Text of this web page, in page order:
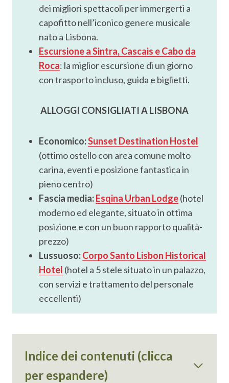
dei migliori spettacoli per immergerti a
capofitto nell’iconico genere musicale
nato a Lisbona.
Escursione a Sintra, Cascais e Cabo da
Roca: la miglior escursione di un giorno
con trasporto incluso, guida e biglietti.
ALLOGGI CONSIGLIATI A LISBONA
Economico:Sunset Destination Hostel
(ottimo ostello con area comune molto
carina, eventi e posizione fantastica in
pieno centro)
Fascia media:Esqina Urban Lodge(hotel
moderno ed elegante, situato in ottima
posizione e con un buon rapporto qualità-
prezzo)
Lussuoso:Corpo Santo Lisbon Historical
Hotel (hotel a 5 stele situato in un palazzo,
con servizi e trattamento del personale
eccellenti)
Indice dei contenuti (clicca
per espandere)